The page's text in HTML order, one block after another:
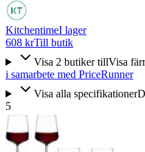
KitchentimeI lager
608 krTill butik
Visa 2 butiker tillVisa
i samarbete med PriceRunner
Visa alla specifikationer
5